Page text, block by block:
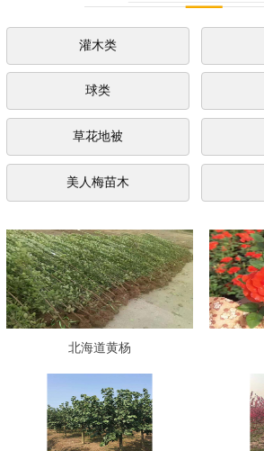
灌木类
球类
草花地被
美人梅苗木
北海道黄杨